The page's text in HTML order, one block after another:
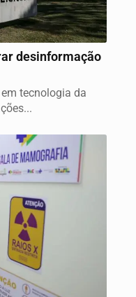
desinformação
tecnologia da